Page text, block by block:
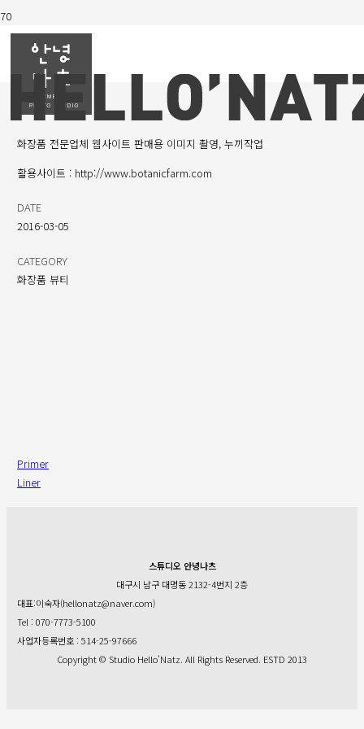
EYE PATCH
화장품 전문업체 웹사이트 판매용 이미지 촬영, 누끼작업
활용사이트 : http://www.botanicfarm.com
DATE
2016-03-05
CATEGORY
화장품 뷰티
Primer
Liner
스튜디오 안녕나츠
대구시 남구 대명동 2132-4번지 2층
대표:이숙자(hellonatz@naver.com)
Tel : 070-7773-5100
사업자등록번호 : 514-25-97666
Copyright © Studio Hello’Natz. All Rights Reserved. ESTD 2013